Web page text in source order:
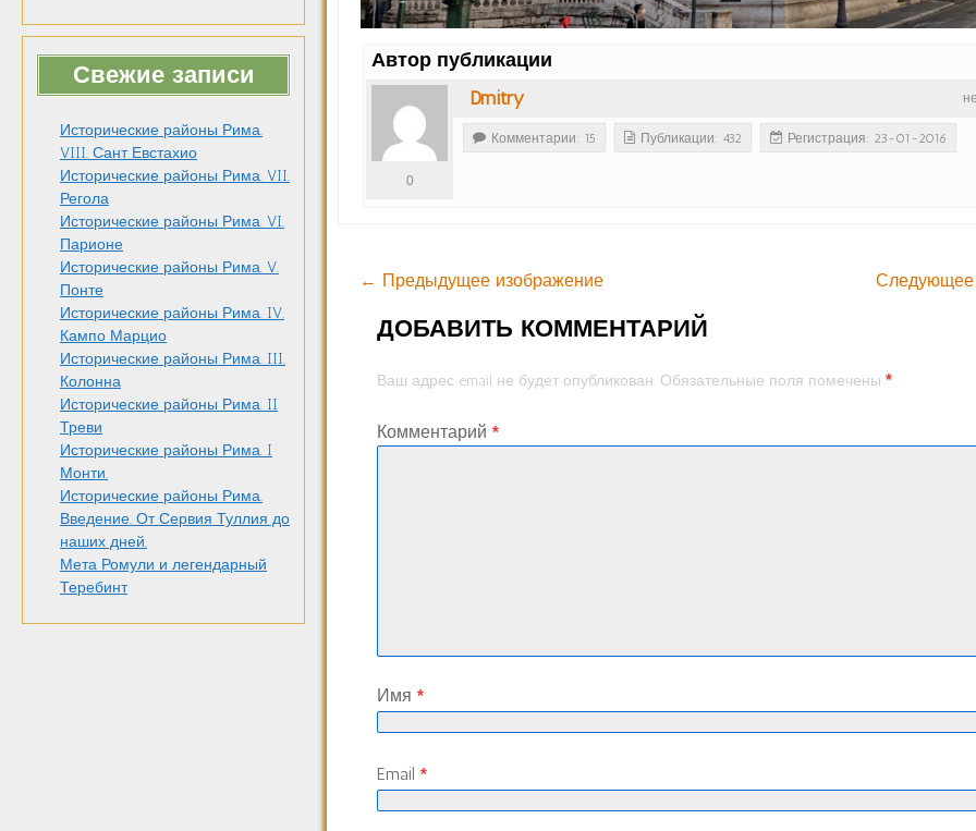
Свежие записи
Исторические районы Рима.
VIII. Сант Евстахио
Исторические районы Рима. VII.
Регола
Исторические районы Рима. VI.
Парионе
Исторические районы Рима. V.
Понте
Исторические районы Рима. IV.
Кампо Марцио
Исторические районы Рима. III.
Колонна
Исторические районы Рима. II
Треви
Исторические районы Рима. I
Монти.
Исторические районы Рима.
Введение. От Сервия Туллия до
наших дней.
Мета Ромули и легендарный
Теребинт
Автор публикации
Dmitry
0
Комментарии: 15 Публикации: 432 Регистрация: 23-01-2016
← Предыдущее изображение Следующее
ДОБАВИТЬ КОММЕНТАРИЙ
Ваш адрес email не будет опубликован. Обязательные поля помечены*
Комментарий*
Имя*
Email*